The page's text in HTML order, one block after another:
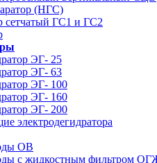
(НГС)
сетчатый ГС1 и ГС2
ЭГ- 25
ЭГ- 63
ЭГ- 100
ЭГ- 160
ЭГ- 200
электродегидратора
ОВ
с жидкостным фильтром